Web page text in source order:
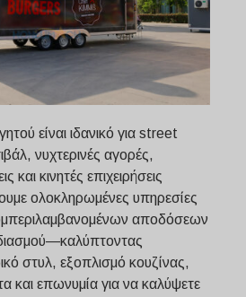
είναι ιδανικό για street
νυχτερινές αγορές,
και κινητές επιχειρήσεις
ολοκληρωμένες υπηρεσίες
αποδόσεων
στυλ, εξοπλισμό κουζίνας,
και επωνυμία για να καλύψετε